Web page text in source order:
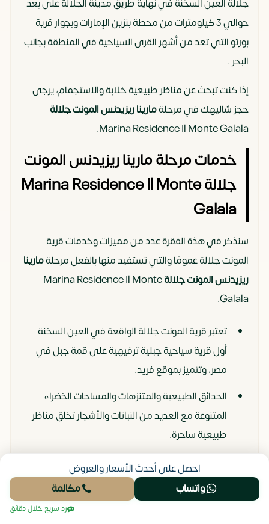
جلالة العين السخنة في نهاية طريق مدينة الجلالة على بعد
حوالي 3 كيلومترات من محطة بنزين الإمارات وبجوار قرية
بورتو التي تعد من أشهر القرى السياحية في المنطقة بجانب
البحر .
إذا كنت تبحث عن مناظر طبيعية خلابة والاستجمام، يرجى
حجز شاليهك في مرحلةمارينا ريزيدنس المونت جلالة
Marina Residence Il Monte Galala.
خدمات مرحلة مارينا ريزيدنس المونت
جلالة Marina Residence Il Monte
Galala
سنذكر في هذة الفقرة عدد من مميزات وخدمات قرية
المونت جلالة عمومًا والتي تستفيد منها بالفعل مرحلةمارينا
ريزيدنس المونت جلالةMarina Residence Il Monte
Galala.
تعتبر قرية المونت جلالة الواقعة في العين السخنة
أول قرية سياحية جبلية ترفيهية على قمة جبل في
مصر، وتتميز بموقع فريد.
الحدائق الطبيعية والمتنزهات والمساحات الخضراء
المتنوعة مع العديد من النباتات والأشجار تخلق مناظر
طبيعية ساحرة.
تبلغ مساحة البحيرة الاصطناعية 43 فدانًا وتوفر مناظر
طبيعية خضراء فريدة من نوعها.
الحديقة المائية واللاند سكيب هي مناطق كبيرة حيث
احصل على أحدث الأسعار والعروض
واتساب
مكالمة
رد سريع خلال دقائق